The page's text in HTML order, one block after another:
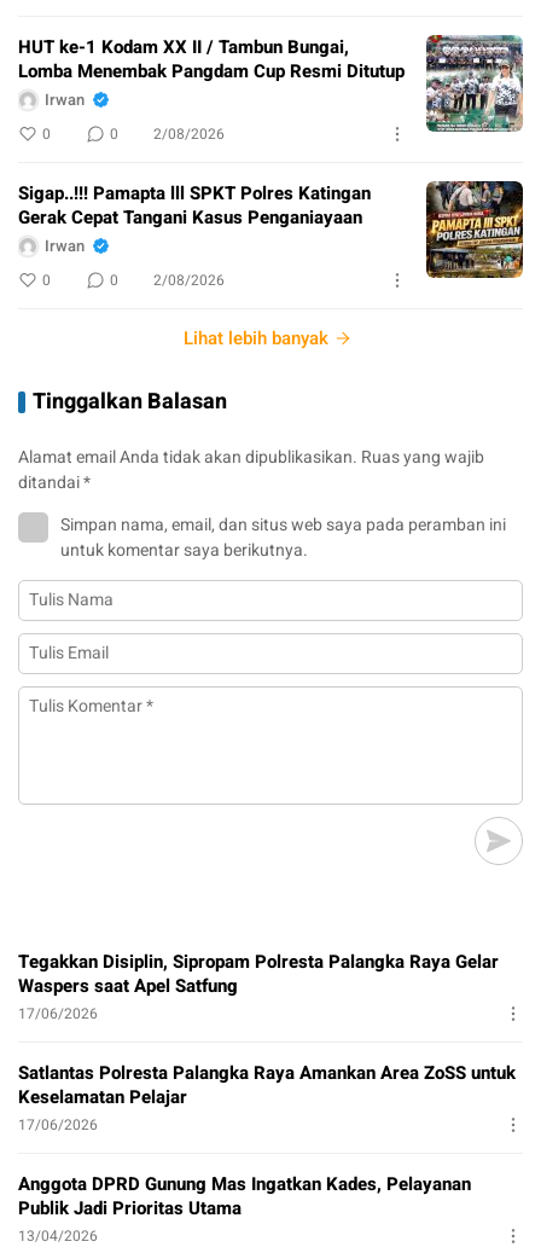
HUT ke-1 Kodam XX II / Tambun Bungai,
Lomba Menembak Pangdam Cup Resmi Ditutup
Irwan
0 0 2/08/2026
Sigap..!!! Pamapta lll SPKT Polres Katingan
Gerak Cepat Tangani Kasus Penganiayaan
Irwan
0 0 2/08/2026
Lihat lebih banyak
Tinggalkan Balasan
Alamat email Anda tidak akan dipublikasikan. Ruas yang wajib
ditandai*
Simpan nama, email, dan situs web saya pada peramban ini
untuk komentar saya berikutnya.
Tegakkan Disiplin, Sipropam Polresta Palangka Raya Gelar
Waspers saat Apel Satfung
17/06/2026
Satlantas Polresta Palangka Raya Amankan Area ZoSS untuk
Keselamatan Pelajar
17/06/2026
Anggota DPRD Gunung Mas Ingatkan Kades, Pelayanan
Publik Jadi Prioritas Utama
13/04/2026